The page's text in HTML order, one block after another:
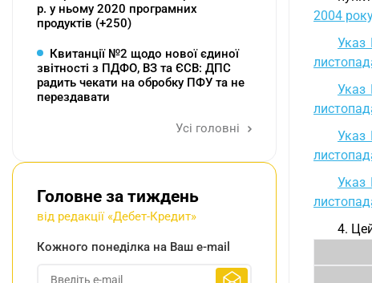
2004
Указ
Указ
Указ
Указ
4.
р. у ньому 2020 програмних
продуктів (+250)
Квитанції №2 щодо нової єдиної
звітності з ПДФО, ВЗ та ЄСВ: ДПС
радить чекати на обробку ПФУ та не
перездавати
Усі головні
Головне за тиждень
від редакції «Дебет-Кредит»
Кожного понеділка на Ваш e-mail